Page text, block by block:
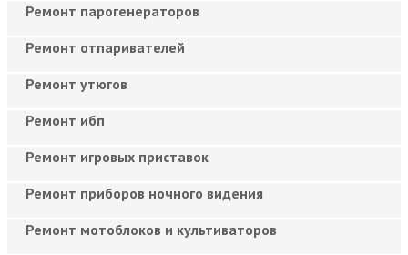
Ремонт парогенераторов
Ремонт отпаривателей
Ремонт утюгов
Ремонт ибп
Ремонт игровых приставок
Ремонт приборов ночного видения
Ремонт мотоблоков и культиваторов